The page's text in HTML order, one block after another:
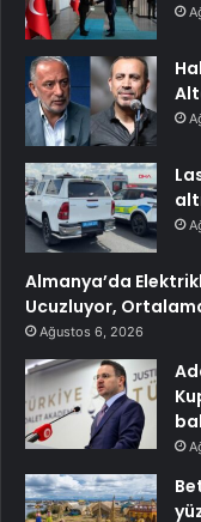
Almanya’da
Ucuzluyor,
Ağustos 6, 2026